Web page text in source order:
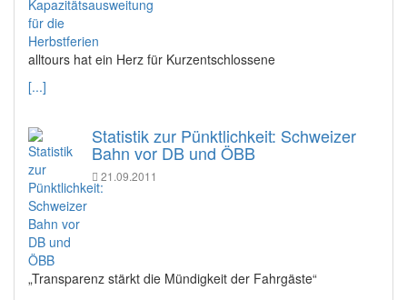
alltours hat ein Herz für Kurzentschlossene
[...]
Statistik zur Pünktlichkeit: Schweizer
Bahn vor DB und ÖBB
21.09.2011
„Transparenz stärkt die Mündigkeit der Fahrgäste“